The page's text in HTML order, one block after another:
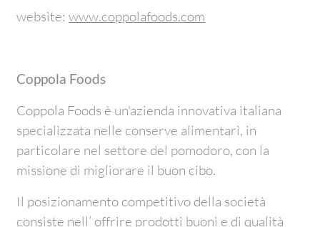
website:www.coppolafoods.com
Coppola Foods
Coppola Foods è un'azienda innovativa italiana
specializzata nelle conserve alimentari, in
particolare nel settore del pomodoro, con la
missione di migliorare il buon cibo.
Il posizionamento competitivo della società
consiste nell’ offrire prodotti buoni e di qualità